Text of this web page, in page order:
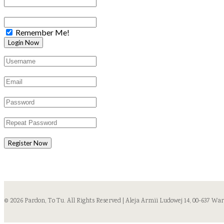
Remember Me!
Register Now
© 2026 Pardon, To Tu. All Rights Reserved | Aleja Armii Ludowej 14, 00-637